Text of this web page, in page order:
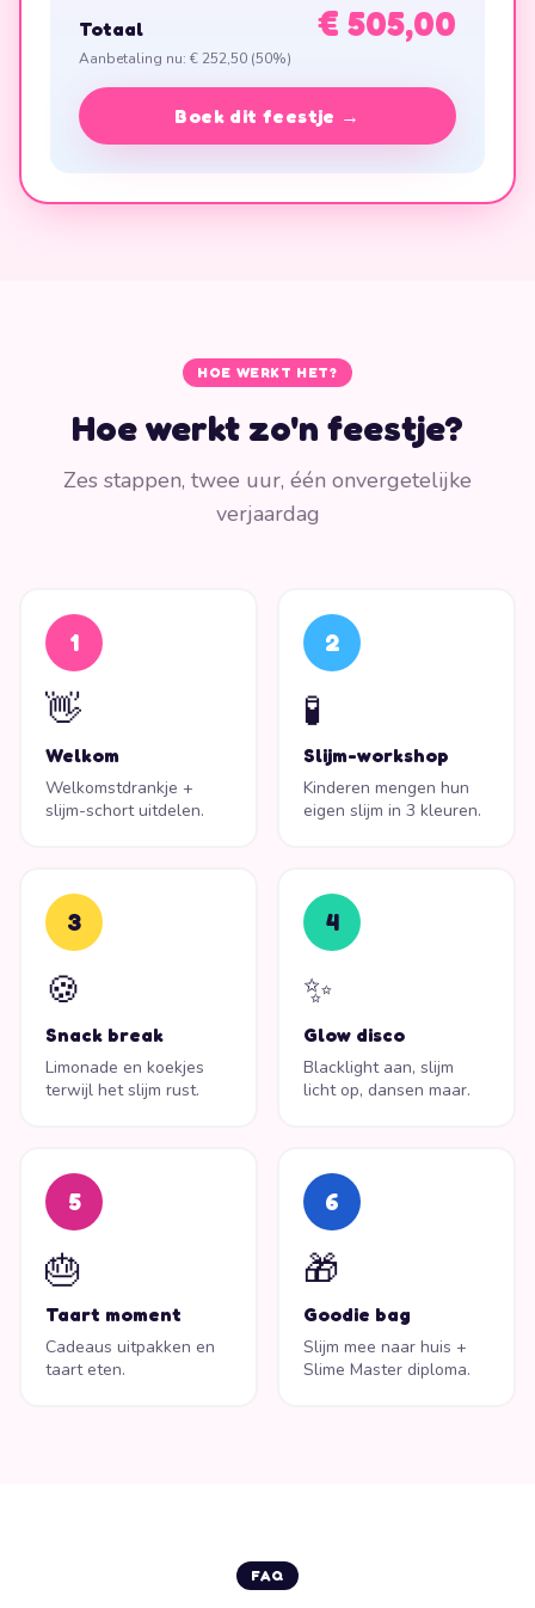
Totaal € 505,00
Aanbetaling nu: € 252,50 (50%)
Boek dit feestje →
HOE WERKT HET?
Hoe werkt zo'n feestje?
Zes stappen, twee uur, één onvergetelijke
verjaardag
1
👋
Welkom
Welkomstdrankje +
slijm-schort uitdelen.
2
🧪
Slijm-workshop
Kinderen mengen hun
eigen slijm in 3 kleuren.
3
🍪
Snack break
Limonade en koekjes
terwijl het slijm rust.
4
✨
Glow disco
Blacklight aan, slijm
licht op, dansen maar.
5
🎂
Taart moment
Cadeaus uitpakken en
taart eten.
6
🎁
Goodie bag
Slijm mee naar huis +
Slime Master diploma.
FAQ